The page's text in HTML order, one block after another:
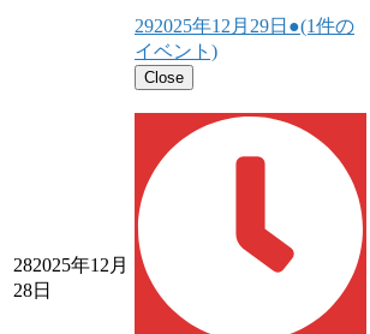
282025年12月
28日
292025年12月29日 ●(1件の
イベント)
Close